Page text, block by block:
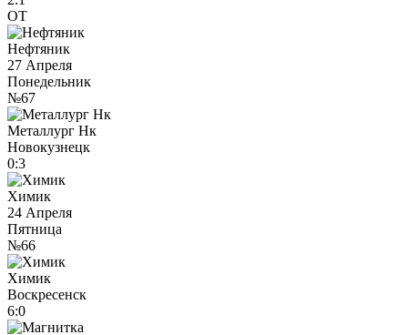
ОТ
Нефтяник
27 Апреля
Понедельник
№67
Металлург Нк
Новокузнецк
0:3
Химик
24 Апреля
Пятница
№66
Химик
Воскресенск
6:0